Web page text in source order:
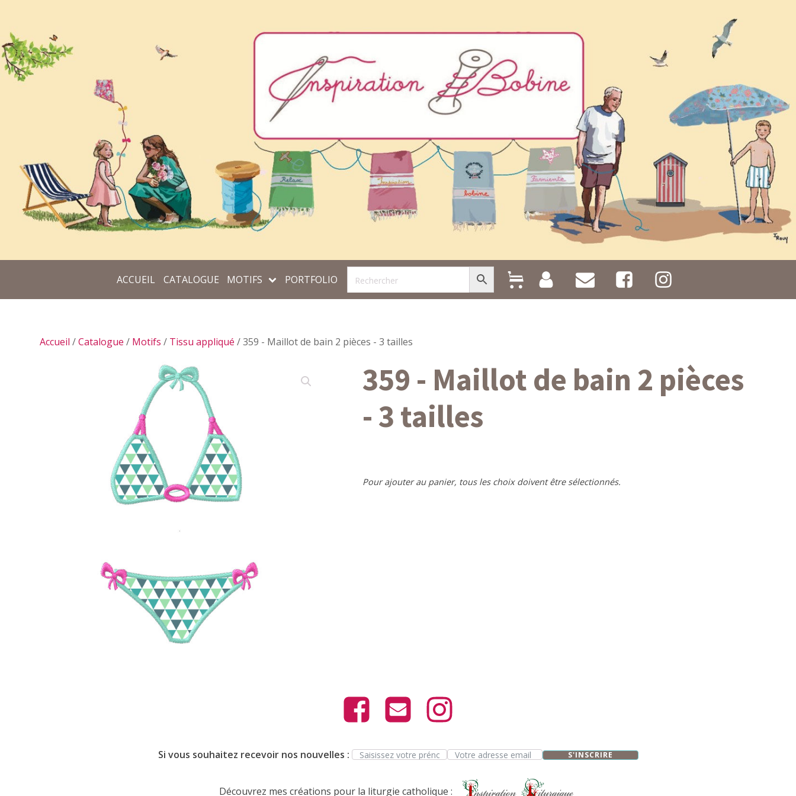
ACCUEIL CATALOGUE MOTIFS PORTFOLIO
Accueil /Catalogue / Motifs / Tissu appliqué / 359 - Maillot de bain 2 pièces - 3 tailles
359 - Maillot de bain 2 pièces
- 3 tailles
Pour ajouter au panier, tous les choix doivent être sélectionnés.
Si vous souhaitez recevoir nos nouvelles : S'INSCRIRE
Découvrez mes créations pour la liturgie catholique :